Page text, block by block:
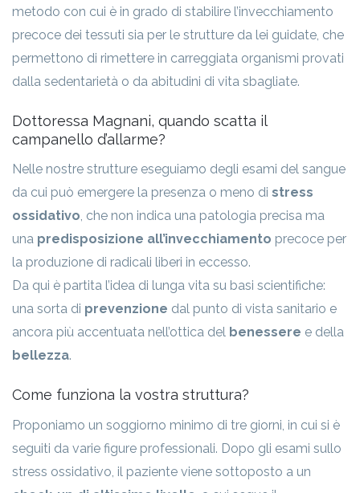
metodo con cui è in grado di stabilire l’invecchiamento
precoce dei tessuti sia per le strutture da lei guidate, che
permettono di rimettere in carreggiata organismi provati
dalla sedentarietà o da abitudini di vita sbagliate.
Dottoressa Magnani, quando scatta il
campanello d’allarme?
Nelle nostre strutture eseguiamo degli esami del sangue
da cui può emergere la presenza o meno di stress
ossidativo, che non indica una patologia precisa ma
una predisposizione all’invecchiamento precoce per
la produzione di radicali liberi in eccesso.
Da qui è partita l’idea di lunga vita su basi scientifiche:
una sorta di prevenzione dal punto di vista sanitario e
ancora più accentuata nell’ottica del benessere e della
bellezza.
Come funziona la vostra struttura?
Proponiamo un soggiorno minimo di tre giorni, in cui si è
seguiti da varie figure professionali. Dopo gli esami sullo
stress ossidativo, il paziente viene sottoposto a un